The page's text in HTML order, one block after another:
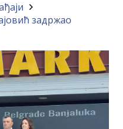
задржао